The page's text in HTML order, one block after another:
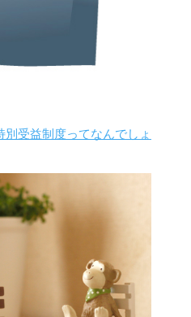
受益制度ってなんでしょ